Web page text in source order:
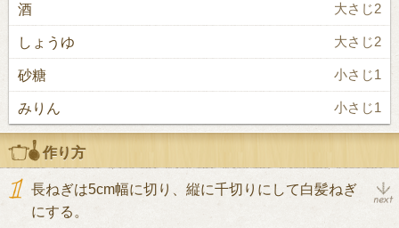
酒 大さじ2
しょうゆ 大さじ2
砂糖 小さじ1
みりん 小さじ1
作り方
長ねぎは5cm幅に切り、縦に千切りにして白髪ねぎ
にする。